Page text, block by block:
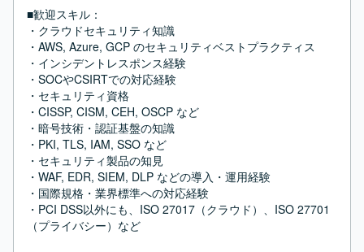
■歓迎スキル：
・クラウドセキュリティ知識
・AWS, Azure, GCP のセキュリティベストプラクティス
・インシデントレスポンス経験
・SOCやCSIRTでの対応経験
・セキュリティ資格
・CISSP, CISM, CEH, OSCP など
・暗号技術・認証基盤の知識
・PKI, TLS, IAM, SSO など
・セキュリティ製品の知見
・WAF, EDR, SIEM, DLP などの導入・運用経験
・国際規格・業界標準への対応経験
・PCI DSS以外にも、ISO 27017（クラウド）、ISO 27701
（プライバシー）など